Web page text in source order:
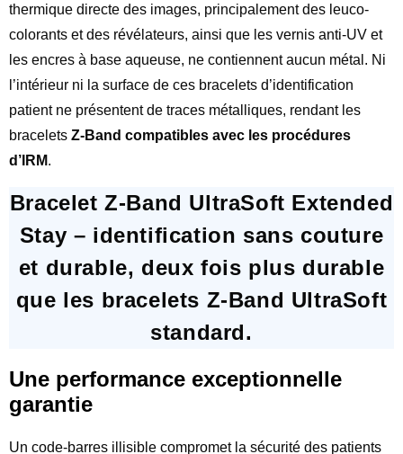
thermique directe des images, principalement des leuco-
colorants et des révélateurs, ainsi que les vernis anti-UV et
les encres à base aqueuse, ne contiennent aucun métal. Ni
l’intérieur ni la surface de ces bracelets d’identification
patient ne présentent de traces métalliques, rendant les
bracelets Z-Band compatibles avec les procédures
d’IRM.
Bracelet Z-Band UltraSoft Extended
Stay – identification sans couture
et durable, deux fois plus durable
que les bracelets Z-Band UltraSoft
standard.
Une performance exceptionnelle
garantie
Un code-barres illisible compromet la sécurité des patients